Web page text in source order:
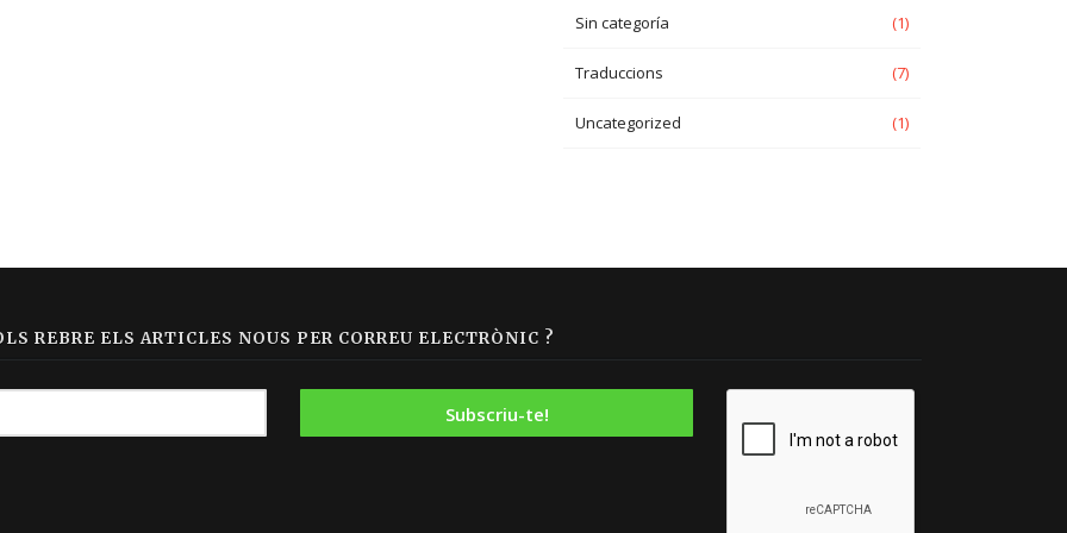
Sin categoría (1)
Traduccions (7)
Uncategorized (1)
REBRE ELS ARTICLES NOUS PER CORREU ELECTRÒNIC ?